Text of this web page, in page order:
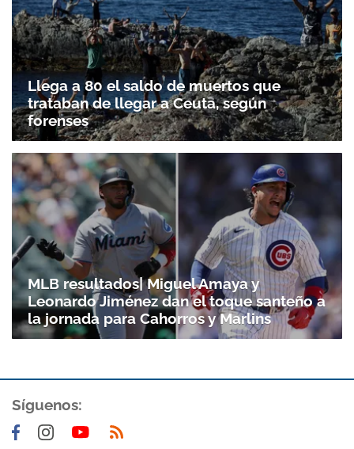
Llega a 80 el saldo de muertos que
trataban de llegar a Ceuta, según
forenses
MLB resultados| Miguel Amaya y
Leonardo Jiménez dan el toque santeño a
la jornada para Cahorros y Marlins
Síguenos: